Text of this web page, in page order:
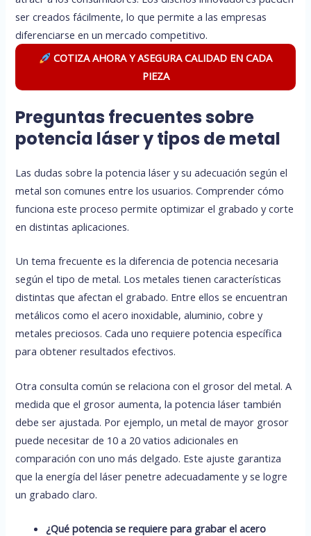
ser creados fácilmente, lo que permite a las empresas
diferenciarse en un mercado competitivo.
COTIZA AHORA Y ASEGURA CALIDAD EN CADA
PIEZA
Preguntas frecuentes sobre
potencia láser y tipos de metal
Las dudas sobre la potencia láser y su adecuación según el
metal son comunes entre los usuarios. Comprender cómo
funciona este proceso permite optimizar el grabado y corte
en distintas aplicaciones.
Un tema frecuente es la diferencia de potencia necesaria
según el tipo de metal. Los metales tienen características
distintas que afectan el grabado. Entre ellos se encuentran
metálicos como el acero inoxidable, aluminio, cobre y
metales preciosos. Cada uno requiere potencia específica
para obtener resultados efectivos.
Otra consulta común se relaciona con el grosor del metal. A
medida que el grosor aumenta, la potencia láser también
debe ser ajustada. Por ejemplo, un metal de mayor grosor
puede necesitar de 10 a 20 vatios adicionales en
comparación con uno más delgado. Este ajuste garantiza
que la energía del láser penetre adecuadamente y se logre
un grabado claro.
¿Qué potencia se requiere para grabar el acero